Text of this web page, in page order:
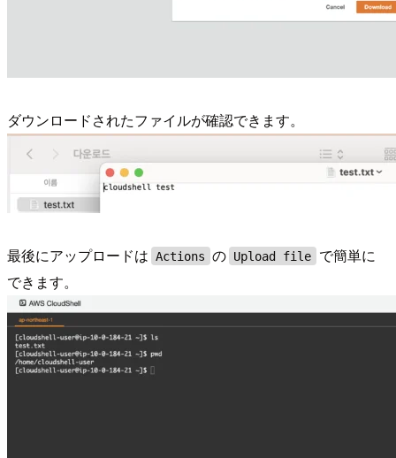
ダウンロードされたファイルが確認できます。
最後にアップロードは Actions の Upload file
で簡単に
できます。